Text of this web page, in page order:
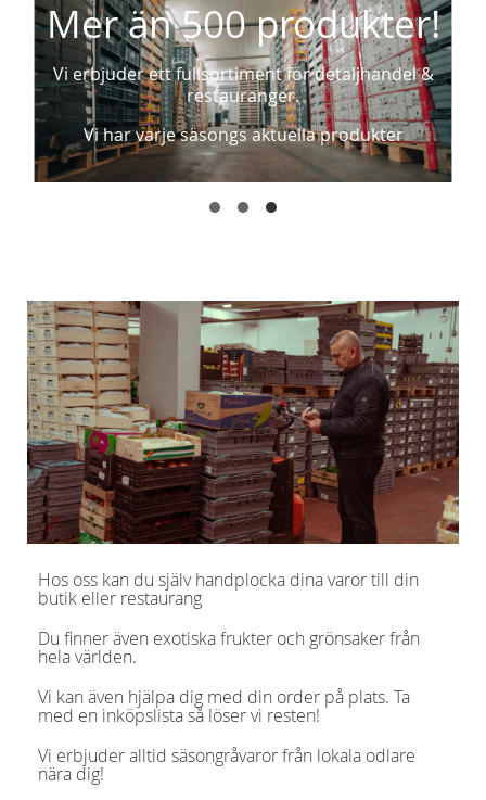
Mer än 500 produkter!
Vi erbjuder ett fullsortiment för detaljhandel &
restauranger.
Vi har varje säsongs aktuella produkter
Hos oss kan du själv handplocka dina varor till din
butik eller restaurang
Du finner även exotiska frukter och grönsaker från
hela världen.
Vi kan även hjälpa dig med din order på plats. Ta
med en inköpslista så löser vi resten!
Vi erbjuder alltid säsongråvaror från lokala odlare
nära dig!